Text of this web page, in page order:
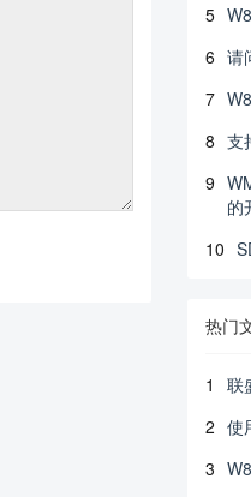
5
6 请
7
8 支
9
的
10
热门
1
联
2 使
3